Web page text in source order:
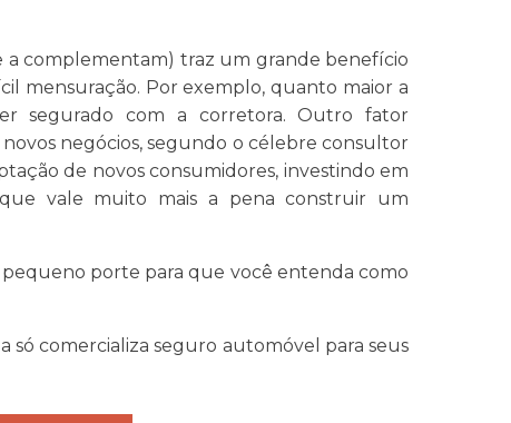
a complementam) traz um grande benefício
mensuração. Por exemplo, quanto maior a
segurado com a corretora. Outro fator
negócios, segundo o célebre consultor
de novos consumidores, investindo em
vale muito mais a pena construir um
pequeno porte para que você entenda como
só comercializa seguro automóvel para seus